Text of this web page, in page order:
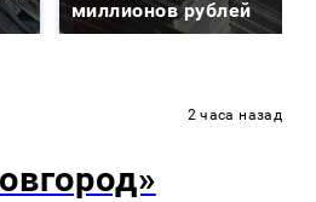
миллионов рублей
2 часа назад